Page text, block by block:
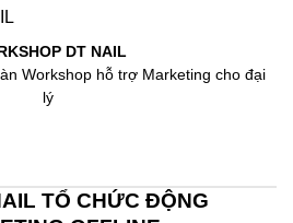
DT NAIL
Workshop hỗ trợ Marketing cho đại
lý
TỔ CHỨC ĐỘNG